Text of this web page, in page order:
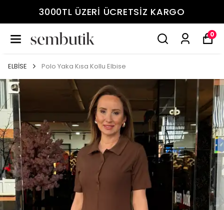
3000TL ÜZERİ ÜCRETSİZ KARGO
0
ELBİSE Polo Yaka Kısa Kollu Elbise